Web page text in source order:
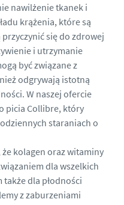
nawilżenie tkanek i
krążenia, które są
się do zdrowej
i utrzymanie
być związane z
odgrywają istotną
W naszej ofercie
picia Collibre, który
staraniach o
kolagen oraz witaminy
dla wszelkich
dla płodności
z zaburzeniami